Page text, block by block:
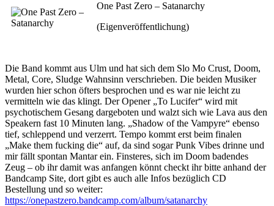
One Past Zero – Satanarchy
(Eigenveröffentlichung)
Die Band kommt aus Ulm und hat sich dem Slo Mo Crust, Doom,
Metal, Core, Sludge Wahnsinn verschrieben. Die beiden Musiker
wurden hier schon öfters besprochen und es war nie leicht zu
vermitteln wie das klingt. Der Opener „To Lucifer“ wird mit
psychotischem Gesang dargeboten und walzt sich wie Lava aus den
Speakern fast 10 Minuten lang. „Shadow of the Vampyre“ ebenso
tief, schleppend und verzerrt. Tempo kommt erst beim finalen
„Make them fucking die“ auf, da sind sogar Punk Vibes drinne und
mir fällt spontan Mantar ein. Finsteres, sich im Doom badendes
Zeug – ob ihr damit was anfangen könnt checkt ihr bitte anhand der
Bandcamp Site, dort gibt es auch alle Infos bezüglich CD
Bestellung und so weiter:
https://onepastzero.bandcamp.com/album/satanarchy